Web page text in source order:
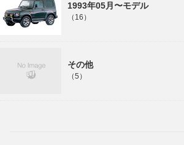
1993年05月〜モデル
（16）
その他
（5）